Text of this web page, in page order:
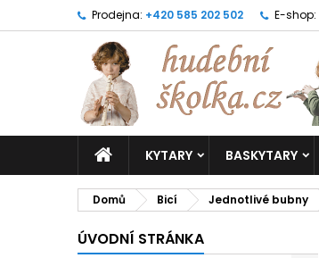
Prodejna: +420 585 202 502 E-shop:
KYTARY BASKYTARY
Domů Bicí Jednotlivé bubny
ÚVODNÍ STRÁNKA